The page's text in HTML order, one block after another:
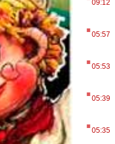
09:12
.05:57
.05:53
.05:39
.05:35